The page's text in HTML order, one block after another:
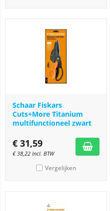
Schaar Fiskars
Cuts+More Titanium
multifunctioneel zwart
€ 31,59
€38,22 Incl. BTW
Vergelijken